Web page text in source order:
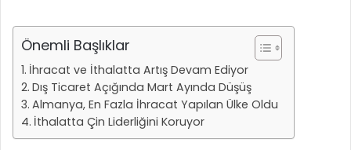
Önemli Başlıklar
İhracat ve İthalatta Artış Devam Ediyor
Dış Ticaret Açığında Mart Ayında Düşüş
Almanya, En Fazla İhracat Yapılan Ülke Oldu
İthalatta Çin Liderliğini Koruyor